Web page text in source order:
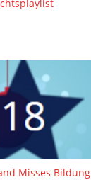
Misses Bildung